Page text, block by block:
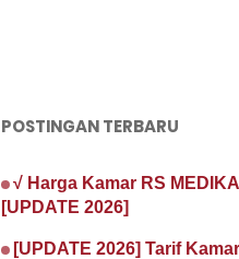
POSTINGAN TERBARU
√ Harga Kamar RS
[UPDATE 2026]
[UPDATE 2026] Tarif